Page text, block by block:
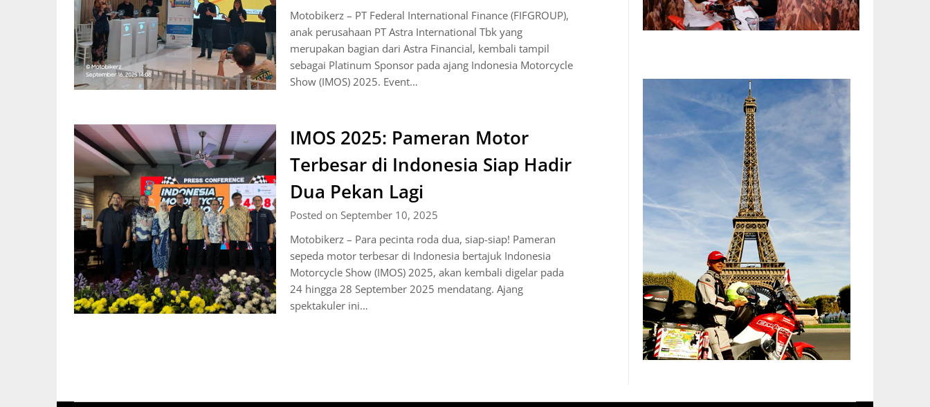
Motobikerz – PT Federal International Finance (FIFGROUP),
anak perusahaan PT Astra International Tbk yang
merupakan bagian dari Astra Financial, kembali tampil
sebagai Platinum Sponsor pada ajang Indonesia Motorcycle
Show (IMOS) 2025. Event…
IMOS 2025: Pameran Motor
Terbesar di Indonesia Siap Hadir
Dua Pekan Lagi
Posted on September 10, 2025
Motobikerz – Para pecinta roda dua, siap-siap! Pameran
sepeda motor terbesar di Indonesia bertajuk Indonesia
Motorcycle Show (IMOS) 2025, akan kembali digelar pada
24 hingga 28 September 2025 mendatang. Ajang
spektakuler ini…